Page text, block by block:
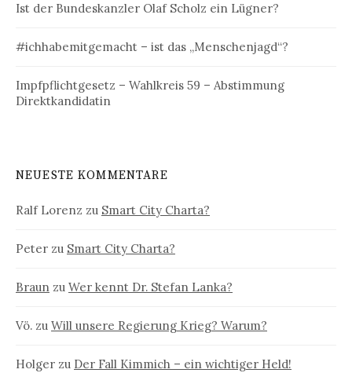
Ist der Bundeskanzler Olaf Scholz ein Lügner?
#ichhabemitgemacht – ist das „Menschenjagd“?
Impfpflichtgesetz – Wahlkreis 59 – Abstimmung
Direktkandidatin
NEUESTE KOMMENTARE
Ralf Lorenz zu Smart City Charta?
Peter zu Smart City Charta?
Braun zu Wer kennt Dr. Stefan Lanka?
Vö. zu Will unsere Regierung Krieg? Warum?
Holger zu Der Fall Kimmich – ein wichtiger Held!